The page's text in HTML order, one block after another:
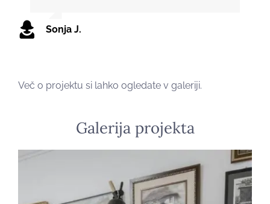
Sonja J.
Več o projektu si lahko ogledate v galeriji.
Galerija projekta